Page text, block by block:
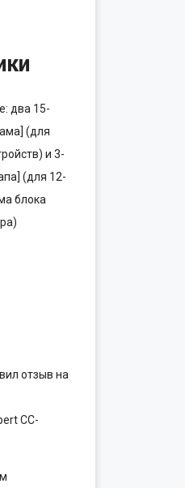
два 15-
(для
и 3-
(для 12-
блока
отзыв на
CC-